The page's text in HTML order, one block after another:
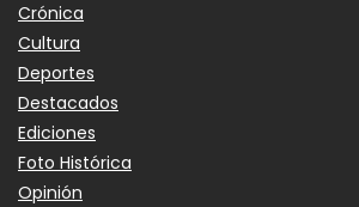
Crónica
Cultura
Deportes
Destacados
Ediciones
Foto Histórica
Opinión